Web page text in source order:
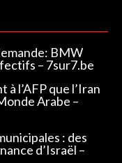
BMW
– 7sur7.be
l’AFP que l’Iran
Arabe –
: des
d’Israël –